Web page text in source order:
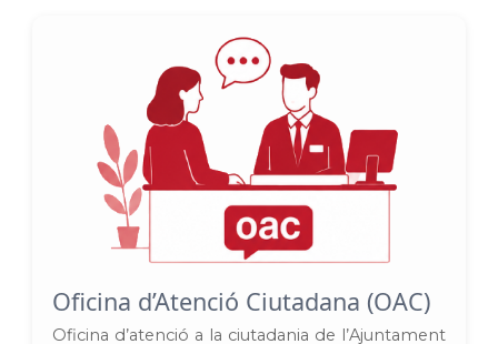
Oficina d’Atenció Ciutadana (OAC)
Oficina d’atenció a la ciutadania de l’Ajuntament